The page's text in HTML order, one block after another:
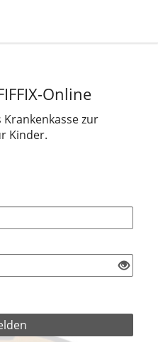
Online
zur
Kinder.